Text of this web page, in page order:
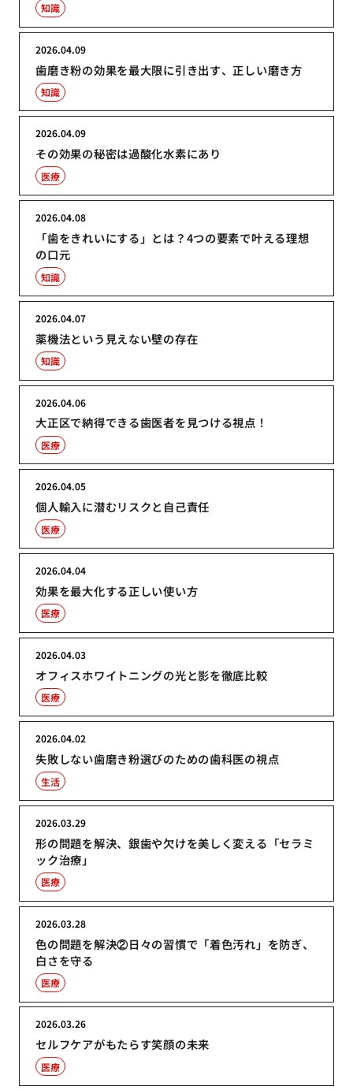
知識
歯磨き粉の効果を最大限に引き出す、正しい磨き方
2026.04.09
知識
その効果の秘密は過酸化水素にあり
2026.04.09
医療
「歯をきれいにする」とは？4つの要素で叶える理想
の口元
2026.04.08
知識
薬機法という見えない壁の存在
2026.04.07
知識
大正区で納得できる歯医者を見つける視点！
2026.04.06
医療
個人輸入に潜むリスクと自己責任
2026.04.05
医療
効果を最大化する正しい使い方
2026.04.04
医療
オフィスホワイトニングの光と影を徹底比較
2026.04.03
医療
失敗しない歯磨き粉選びのための歯科医の視点
2026.04.02
生活
形の問題を解決、銀歯や欠けを美しく変える「セラミ
ック治療」
2026.03.29
医療
色の問題を解決②日々の習慣で「着色汚れ」を防ぎ、
白さを守る
2026.03.28
医療
セルフケアがもたらす笑顔の未来
2026.03.26
医療